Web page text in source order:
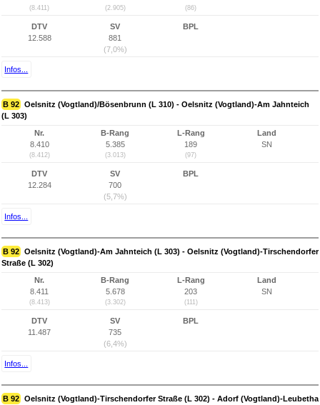
(8.411) (2.905) (86)
DTV
12.588
SV
881
(7,0%)
BPL
Infos...
B 92 Oelsnitz (Vogtland)/Bösenbrunn (L 310) - Oelsnitz (Vogtland)-Am Jahnteich
(L 303)
Nr.
8.410
(8.412)
B-Rang
5.385
(3.013)
L-Rang
189
(97)
Land
SN
DTV
12.284
SV
700
(5,7%)
BPL
Infos...
B 92 Oelsnitz (Vogtland)-Am Jahnteich (L 303) - Oelsnitz (Vogtland)-Tirschendorfer
Straße (L 302)
Nr.
8.411
(8.413)
B-Rang
5.678
(3.302)
L-Rang
203
(111)
Land
SN
DTV
11.487
SV
735
(6,4%)
BPL
Infos...
B 92 Oelsnitz (Vogtland)-Tirschendorfer Straße (L 302) - Adorf (Vogtland)-Leubetha